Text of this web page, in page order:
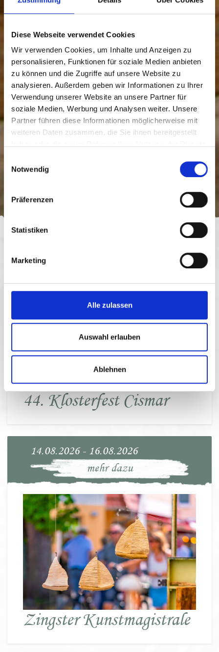
Diese Webseite verwendet Cookies
Wir verwenden Cookies, um Inhalte und Anzeigen zu
personalisieren, Funktionen für soziale Medien anbieten
zu können und die Zugriffe auf unsere Website zu
analysieren. Außerdem geben wir Informationen zu Ihrer
Verwendung unserer Website an unsere Partner für
soziale Medien, Werbung und Analysen weiter. Unsere
Partner führen diese Informationen möglicherweise mit
weiteren Daten zusammen, die Sie ihnen bereitgestellt
Notwendig
Präferenzen
Statistiken
Marketing
Alle zulassen
Auswahl erlauben
Ablehnen
Messen & Märkte
44. Klosterfest Cismar
14.08.2026 - 16.08.2026
mehr dazu
Zingster Kunstmagistrale